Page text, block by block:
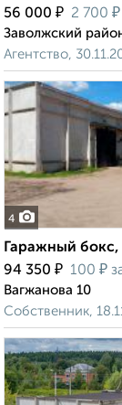
56 000 ₽ 2 700 ₽
Заволжский
Агентство,
4
Гаражный бокс,
94 350 ₽ 100 ₽
Вагжанова 10
Собственник,